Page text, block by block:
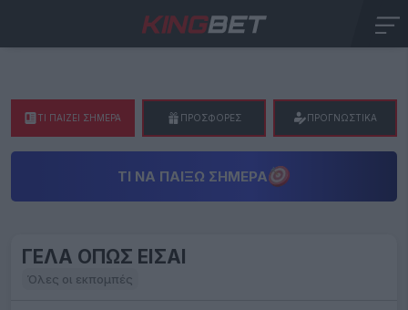
ΤΙ ΠΑΙΖΕΙ ΣΗΜΕΡΑ ΠΡΟΣΦΟΡΕΣ ΠΡΟΓΝΩΣΤΙΚΑ
ΤΙ ΝΑ ΠΑΊΞΩ ΣΉΜΕΡΑ
ΓΕΛΑ ΟΠΩΣ ΕΙΣΑΙ
Όλες οι εκπομπές